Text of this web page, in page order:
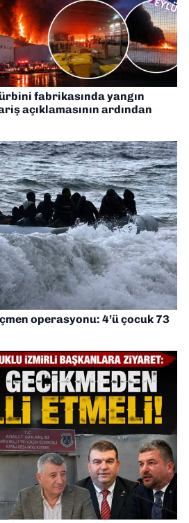
fabrikasında yangın
açıklamasının ardından
operasyonu: 4’ü çocuk 73